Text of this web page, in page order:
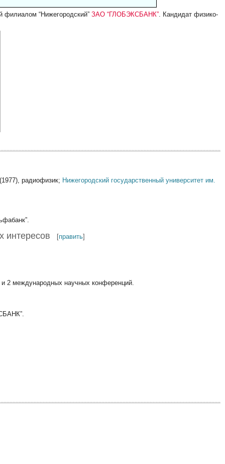
филиалом “Нижегородский”ЗАО “ГЛОБЭКСБАНК”. Кандидат физико-
радиофизик; Нижегородский государственный университет им.
интересов [править]
и 2 международных научных конференций.